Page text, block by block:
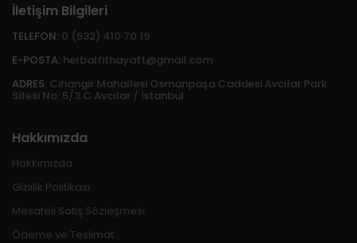
İletişim Bilgileri
TELEFON: 0 (532) 410 70 19
E-POSTA: herbalfithayatt@gmail.com
ADRES: Cihangir Mahallesi Osmanpaşa Caddesi Avcılar Park
Sitesi No: 5/3 C Avcılar / İstanbul
Hakkımızda
Hakkımızda
Gizlilik Politikası
Mesafeli Satış Sözleşmesi
Ödeme ve Teslimat